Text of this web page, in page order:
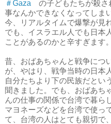
＃Gaza の子どもたちが殺さ
事なんかできなくなってしま
今、リアルタイムで爆撃が
でも、イスラエル人でも日本
ことがあるのかと辛すぎます。
昔、おばあちゃんと戦争につ
が、やはり、戦争当時の日本
自分たちより下の民族だとい
聞きました。でも、おばあち
んの仕事の関係で台湾で暮ら
マヨネーズなどを台湾で使っ
て、台湾の人はとても親切で